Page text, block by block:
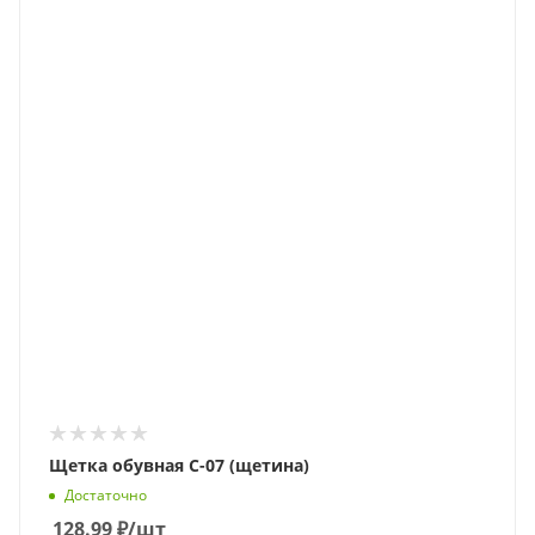
Щетка обувная С-07 (щетина)
Достаточно
128.99₽/шт